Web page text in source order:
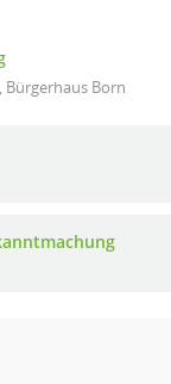
Bürgerhaus Born